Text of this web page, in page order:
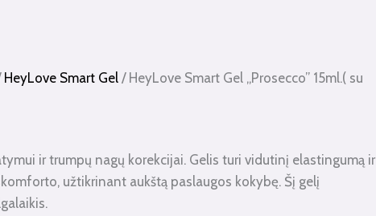
HeyLove Smart Gel / HeyLove Smart Gel „Prosecco” 15ml.( su
ir trumpų nagų korekcijai. Gelis turi vidutinį elastingumą ir
užtikrinant aukštą paslaugos kokybę. Šį gelį